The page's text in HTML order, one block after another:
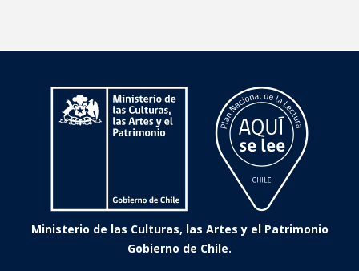
Ministerio de las Culturas, las Artes y el Patrimonio
Gobierno de Chile.